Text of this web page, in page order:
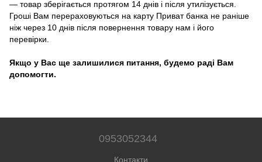
― товар зберігається протягом 14 днів і після утилізується.
Гроші Вам перераховуються на карту Приват банка не раніше
ніж через 10 днів після повернення товару нам і його
перевірки.
Якщо у Вас ще залишилися питання, будемо раді Вам
допомогти.
0953052344
Контакти